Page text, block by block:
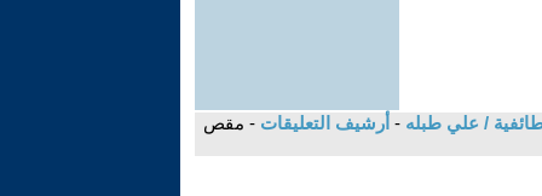
/ علي طبله - أرشيف التعليقات - مقص